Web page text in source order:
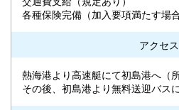
各種保険完備（加入要項満たす場合
アクセス
熱海港より高速艇にて初島港へ（
その後、初島港より無料送迎バス